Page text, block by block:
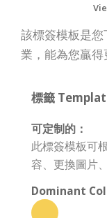
該標簽模板是
業，能為您贏得
標籤
可定制的：
此標簽模板可
容、更換圖片
Dominant